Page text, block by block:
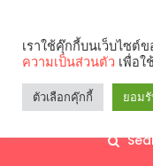
เราใช้คุ๊กกี้บนเว็บไซต์
ความเป็นส่วนตัว เพื่อใ
ตัวเลือกคุ๊กกี้ ยอม